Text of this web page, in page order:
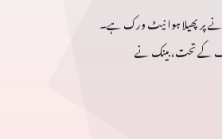
میں سے ایک ہے جس کی 406 برانچوں کا وسیع پیمانے پر پھیلا ہوا نیٹ ورک ہے۔
کے تحت، بینک نے